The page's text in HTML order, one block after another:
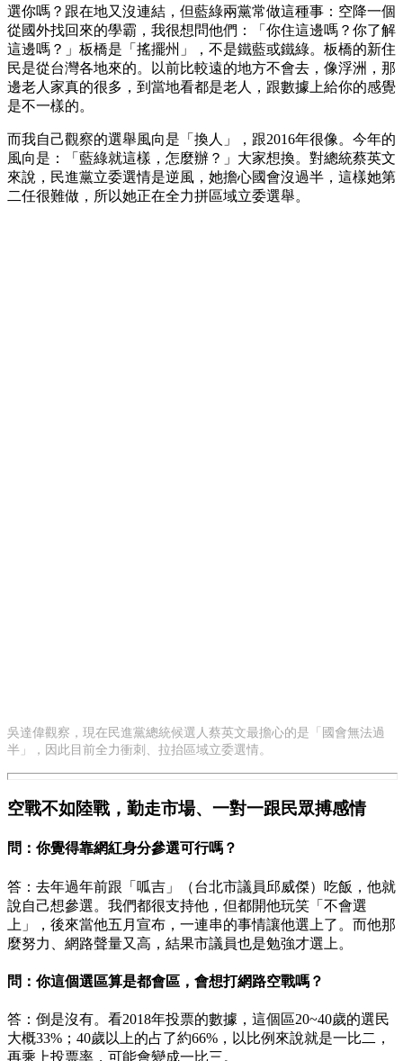
選你嗎？跟在地又沒連結，但藍綠兩黨常做這種事：空降一個
從國外找回來的學霸，我很想問他們：「你住這邊嗎？你了解
這邊嗎？」板橋是「搖擺州」，不是鐵藍或鐵綠。板橋的新住
民是從台灣各地來的。以前比較遠的地方不會去，像浮洲，那
邊老人家真的很多，到當地看都是老人，跟數據上給你的感覺
是不一樣的。
而我自己觀察的選舉風向是「換人」，跟2016年很像。今年的
風向是：「藍綠就這樣，怎麼辦？」大家想換。對總統蔡英文
來說，民進黨立委選情是逆風，她擔心國會沒過半，這樣她第
二任很難做，所以她正在全力拼區域立委選舉。
吳達偉觀察，現在民進黨總統候選人蔡英文最擔心的是「國會無法過
半」，因此目前全力衝刺、拉抬區域立委選情。
空戰不如陸戰，勤走市場、一對一跟民眾搏感情
問：你覺得靠網紅身分參選可行嗎？
答：去年過年前跟「呱吉」（台北市議員邱威傑）吃飯，他就
說自己想參選。我們都很支持他，但都開他玩笑「不會選
上」，後來當他五月宣布，一連串的事情讓他選上了。而他那
麼努力、網路聲量又高，結果市議員也是勉強才選上。
問：你這個選區算是都會區，會想打網路空戰嗎？
答：倒是沒有。看2018年投票的數據，這個區20~40歲的選民
大概33%；40歲以上的占了約66%，以比例來說就是一比二，
再乘上投票率，可能會變成一比三。